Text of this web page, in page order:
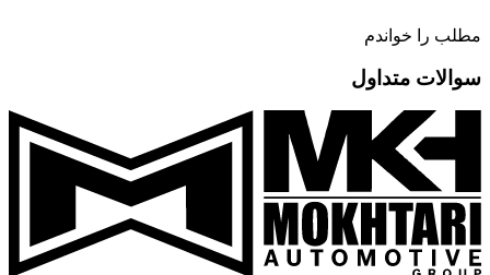
مطلب را خواندم
سوالات متداول